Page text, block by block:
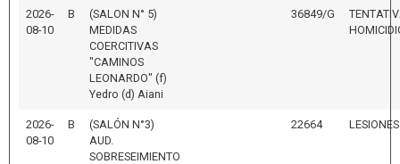
2026-
08-10
B
(SALON N° 5)
MEDIDAS
COERCITIVAS
"CAMINOS
LEONARDO" (f)
Yedro (d) Aiani
36849/G
2026-
08-10
B
(SALÓN N°3)
AUD.
SOBRESEIMIENTO
22664